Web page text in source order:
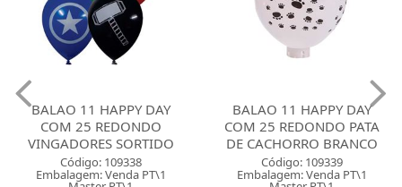
BALAO 11 HAPPY DAY
COM 25 REDONDO
VINGADORES SORTIDO
Código: 109338
Embalagem: Venda PT\1
BALAO 11 HAPPY DAY
COM 25 REDONDO PATA
DE CACHORRO BRANCO
Código: 109339
Embalagem: Venda PT\1